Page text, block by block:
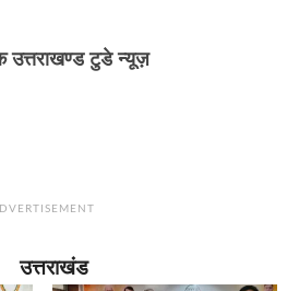
उत्तराखण्ड टुडे न्यूज़
उत्तराखंड